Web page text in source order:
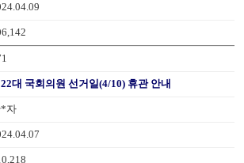
대 국회의원 선거일(4/10) 휴관 안내
*자